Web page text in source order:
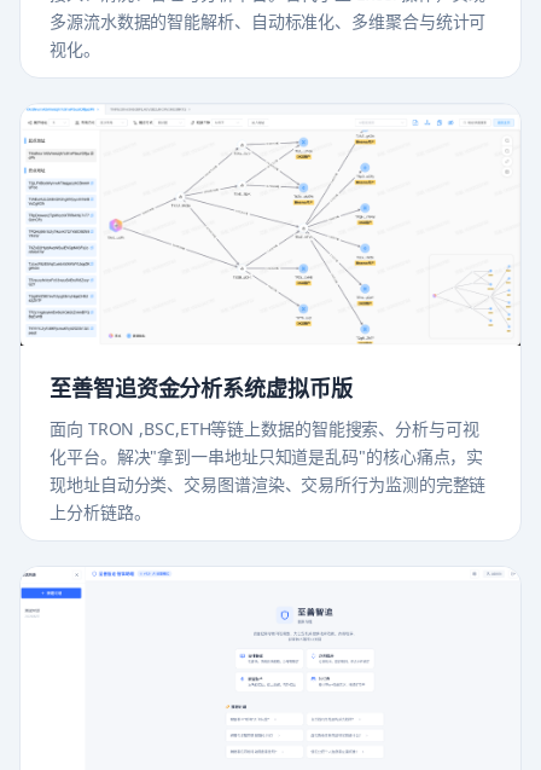
多源流水数据的智能解析、自动标准化、多维聚合与统计可
视化。
至善智追资金分析系统虚拟币版
面向 TRON ,BSC,ETH等链上数据的智能搜索、分析与可视
化平台。解决"拿到一串地址只知道是乱码"的核心痛点，实
现地址自动分类、交易图谱渲染、交易所行为监测的完整链
上分析链路。